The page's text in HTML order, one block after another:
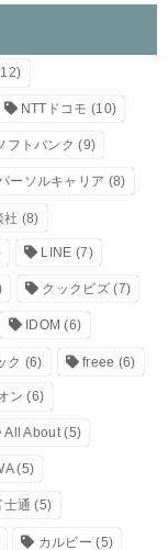
NTTドコモ (10)
フトバンク (9)
ーソルキャリア (8)
社 (8)
LINE (7)
クックビズ(7)
IDOM (6)
ク (6) freee (6)
ン (6)
All About(5)
(5)
士通 (5)
カルビー (5)